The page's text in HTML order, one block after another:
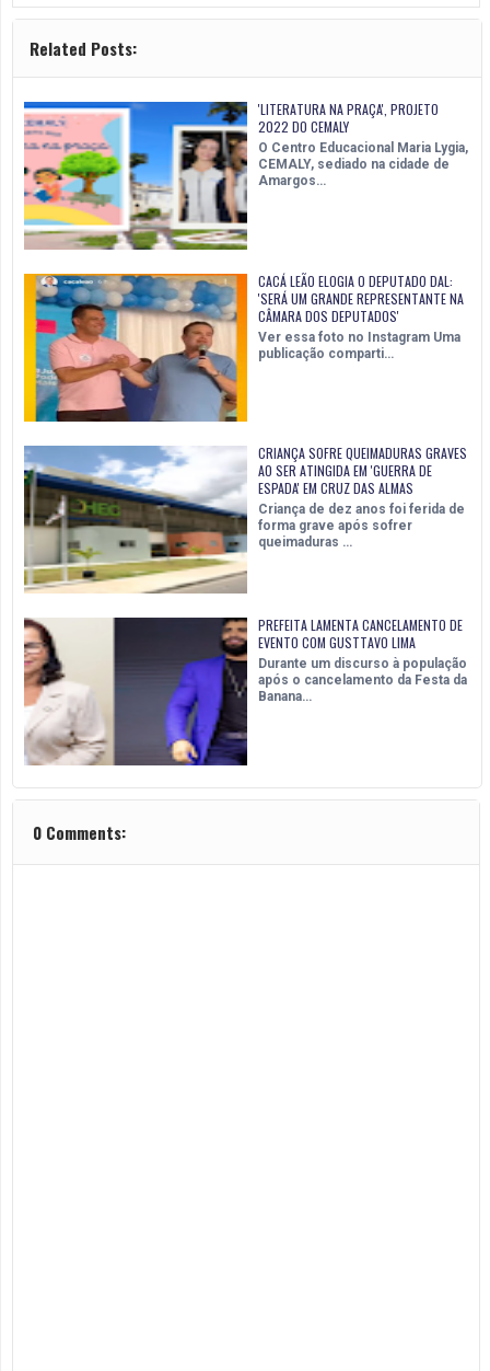
Related Posts:
'LITERATURA NA PRAÇA', PROJETO
2022 DO CEMALY
O Centro Educacional Maria Lygia,
CEMALY, sediado na cidade de
Amargos…
CACÁ LEÃO ELOGIA O DEPUTADO DAL:
'SERÁ UM GRANDE REPRESENTANTE NA
CÂMARA DOS DEPUTADOS'
Ver essa foto no Instagram Uma
publicação comparti…
CRIANÇA SOFRE QUEIMADURAS GRAVES
AO SER ATINGIDA EM 'GUERRA DE
ESPADA' EM CRUZ DAS ALMAS
Criança de dez anos foi ferida de
forma grave após sofrer
queimaduras …
PREFEITA LAMENTA CANCELAMENTO DE
EVENTO COM GUSTTAVO LIMA
Durante um discurso à população
após o cancelamento da Festa da
Banana…
0 Comments: